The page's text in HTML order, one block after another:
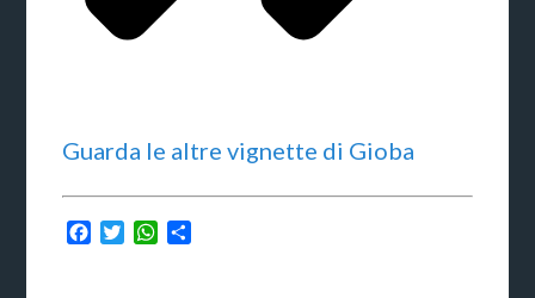
Guarda le altre vignette di Gioba
Facebook
TwitterWhatsApp